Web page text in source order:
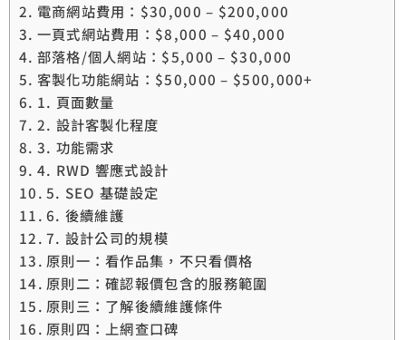
電商網站費用：$30,000 – $200,000
一頁式網站費用：$8,000 – $40,000
部落格/個人網站：$5,000 – $30,000
客製化功能網站：$50,000 – $500,000+
1. 頁面數量
2. 設計客製化程度
3. 功能需求
4. RWD 響應式設計
5. SEO 基礎設定
6. 後續維護
7. 設計公司的規模
原則一：看作品集，不只看價格
原則二：確認報價包含的服務範圍
原則三：了解後續維護條件
原則四：上網查口碑